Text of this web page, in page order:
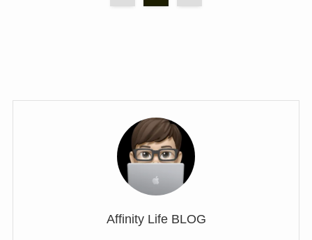
Affinity Life BLOG